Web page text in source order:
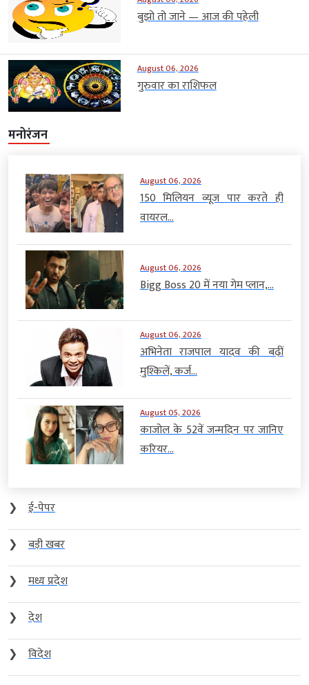
बुझो तो जाने — आज की पहेली
August 06, 2026
गुरुवार का राशिफल
मनोरंजन
August 06, 2026
150 मिलियन व्यूज पार करते ही
वायरल...
August 06, 2026
Bigg Boss 20 में नया गेम प्लान,...
August 06, 2026
अभिनेता राजपाल यादव की बढ़ीं
मुश्किलें, कर्ज...
August 05, 2026
काजोल के 52वें जन्मदिन पर जानिए
करियर...
❯
ई-पेपर
❯
बड़ी खबर
❯
मध्य प्रदेश
❯
देश
❯
विदेश